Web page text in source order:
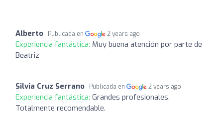
Alberto Publicada en 2 years ago
Experiencia fantástica: Muy buena atención por parte de
Beatriz
Silvia Cruz Serrano Publicada en 2 years ago
Experiencia fantástica: Grandes profesionales.
Totalmente recomendable.